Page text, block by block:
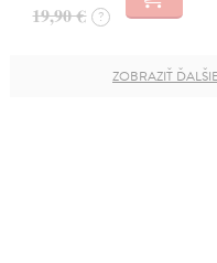
19,90 € ?
ZOBRAZIŤ